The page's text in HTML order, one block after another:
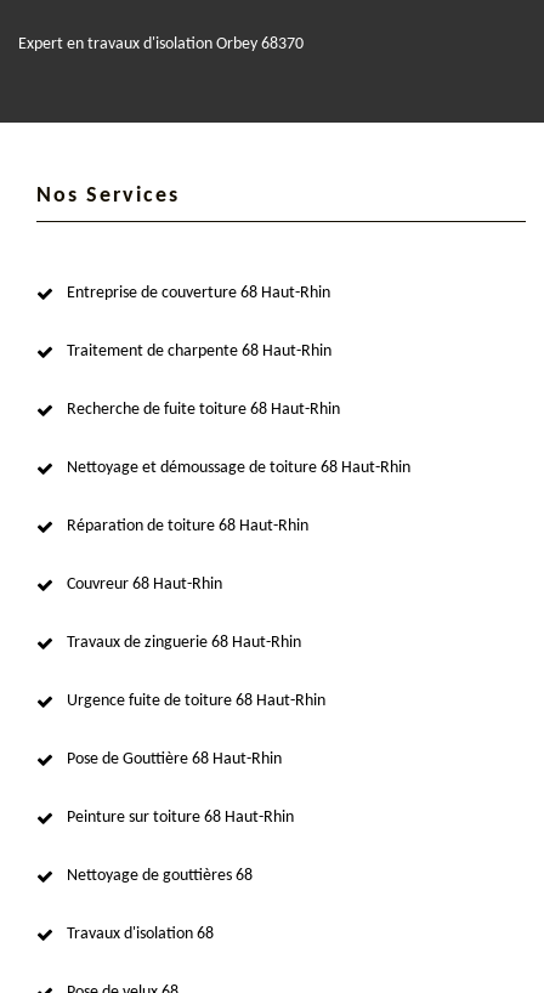
Expert en travaux d'isolation Orbey 68370
Nos Services
Entreprise de couverture 68 Haut-Rhin
Traitement de charpente 68 Haut-Rhin
Recherche de fuite toiture 68 Haut-Rhin
Nettoyage et démoussage de toiture 68 Haut-Rhin
Réparation de toiture 68 Haut-Rhin
Couvreur 68 Haut-Rhin
Travaux de zinguerie 68 Haut-Rhin
Urgence fuite de toiture 68 Haut-Rhin
Pose de Gouttière 68 Haut-Rhin
Peinture sur toiture 68 Haut-Rhin
Nettoyage de gouttières 68
Travaux d'isolation 68